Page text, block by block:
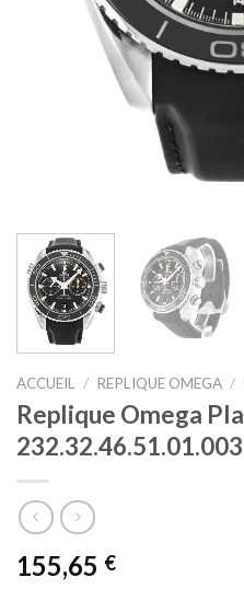
ACCUEIL / REPLIQUE OMEGA /
Replique Omega
232.32.46.51.01.003
155,65 €